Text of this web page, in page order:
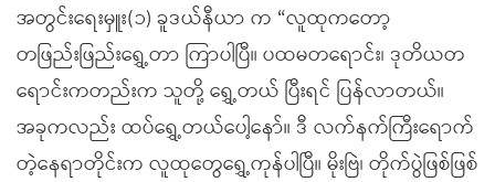
အတွင်းရေးမှူး(၁) ခူဒယ်နီယာ က “လူထုကတော့
တဖြည်းဖြည်းရွှေ့တာ ကြာပါပြီ။ ပထမတရောင်း၊ ဒုတိယတ
ရောင်းကတည်းက သူတို့ ရွှေ့တယ် ပြီးရင် ပြန်လာတယ်။
အခုကလည်း ထပ်ရွှေ့တယ်ပေါ့နော်။ ဒီ လက်နက်ကြီးရောက်
တဲ့နေရာတိုင်းက လူထုတွေရွှေ့ကုန်ပါပြီ။ မိုးဗြဲ၊ တိုက်ပွဲဖြစ်ဖြစ်